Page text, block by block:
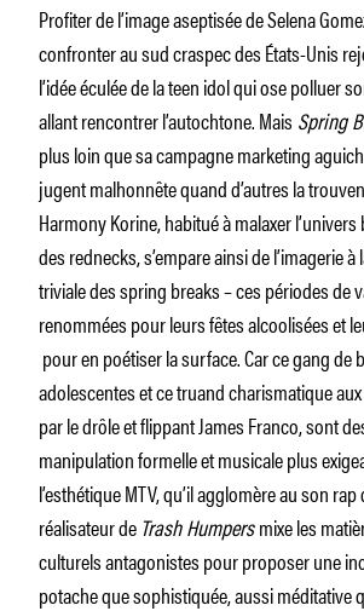
Profiter de l’image aseptisée de Selena
confronter au sud craspec des États-Unis
l’idée éculée de la teen idol qui ose polluer
allant rencontrer l’autochtone. MaisSpring
plus loin que sa campagne marketing
jugent malhonnête quand d’autres la
Harmony Korine, habitué à malaxer
des rednecks, s’empare ainsi de l’imagerie
triviale des spring breaks – ces périodes de
renommées pour leurs fêtes alcoolisées et
pour en poétiser la surface. Car ce gang de
adolescentes et ce truand charismatique
par le drôle et flippant James Franco, sont
manipulation formelle et musicale plus
l’esthétique MTV, qu’il agglomère au son
réalisateur de Trash Humpersmixe les
culturels antagonistes pour proposer une
potache que sophistiquée, aussi méditative